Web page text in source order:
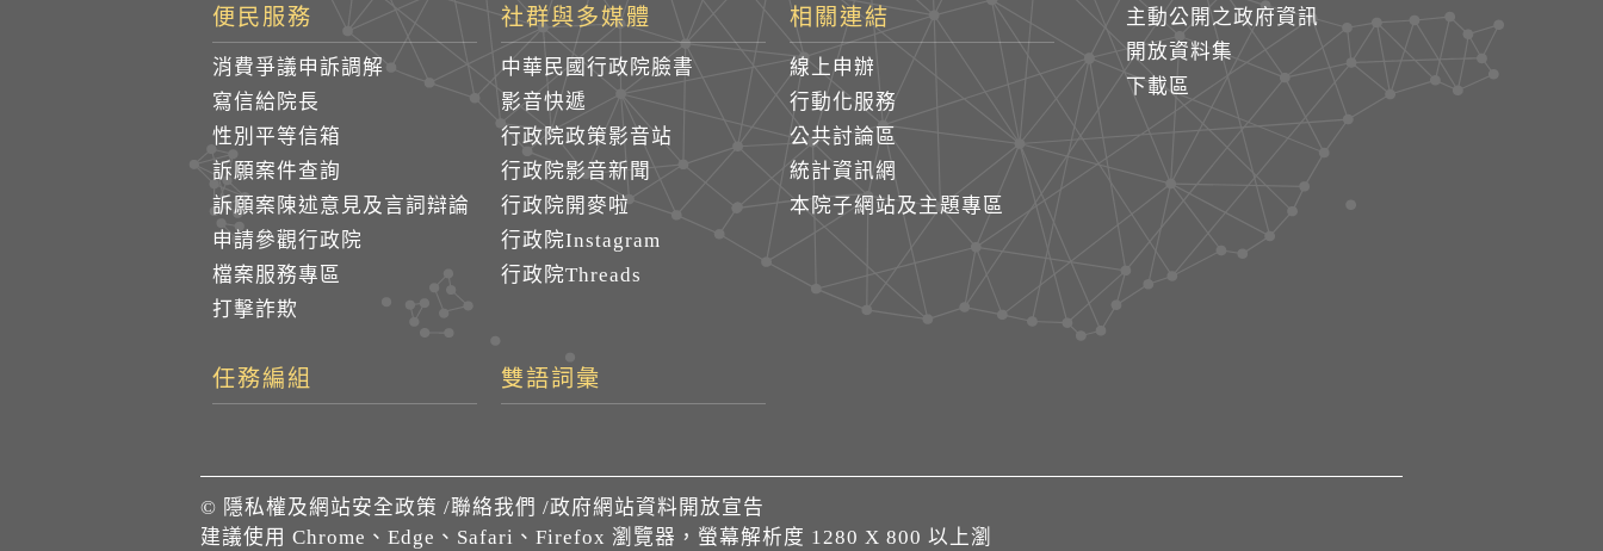
主動公開之政府資訊
開放資料集
下載區
便民服務
消費爭議申訴調解
寫信給院長
性別平等信箱
訴願案件查詢
訴願案陳述意見及言詞辯論
申請參觀行政院
檔案服務專區
打擊詐欺
社群與多媒體
中華民國行政院臉書
影音快遞
行政院政策影音站
行政院影音新聞
行政院開麥啦
行政院Instagram
行政院Threads
相關連結
線上申辦
行動化服務
公共討論區
統計資訊網
本院子網站及主題專區
任務編組 雙語詞彙
© 隱私權及網站安全政策 /聯絡我們 /政府網站資料開放宣告
建議使用 Chrome、Edge、Safari、Firefox 瀏覽器，螢幕解析度 1280 X 800 以上瀏